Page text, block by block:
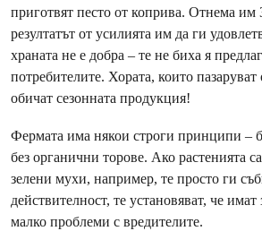
приготвят песто от коприва. Отнема им
резултатът от усилията им да ги
храната не е добра – те не биха я
потребителите. Хората, които
обичат сезонната продукция!
Фермата има някои строги принципи –
без органични торове. Ако растенията
зелени мухи, например, те просто ги
действителност, те установяват, че
малко проблеми с вредителите.